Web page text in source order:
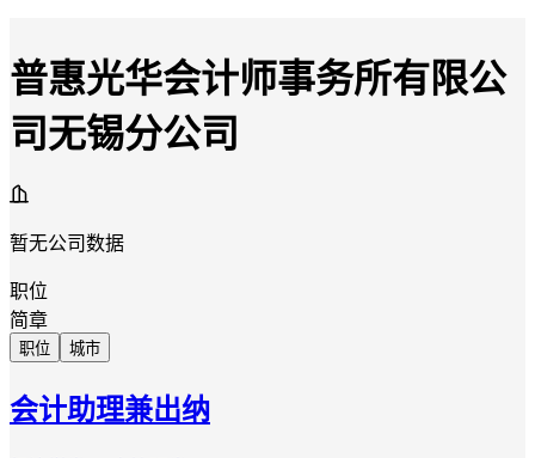
普惠光华会计师事务所有限公
司无锡分公司
暂无公司数据
职位
简章
职位 城市
会计助理兼出纳